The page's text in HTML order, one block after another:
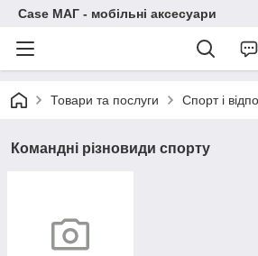
Case МАГ - мобільні аксесуари
Товари та послуги Спорт і
Командні різновиди спорту